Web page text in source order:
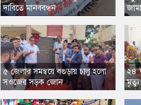
দাবিতে মানববন্ধন
৫ জেলার সমন্বয়ে বগুড়ায় চালু হলো
সওজের সড়ক জোন
২৪
মৃত্যু